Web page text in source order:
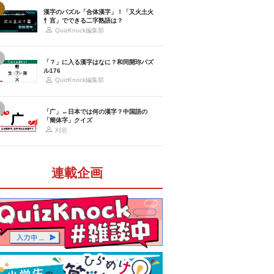
漢字のパズル「合体漢字」！「又火土火
忄言」でできる二字熟語は？
QuizKnock編集部
「？」に入る漢字はなに？和同開珎パズ
ル176
QuizKnock編集部
「广」←日本では何の漢字？中国語の
「簡体字」クイズ
刈谷
連載企画